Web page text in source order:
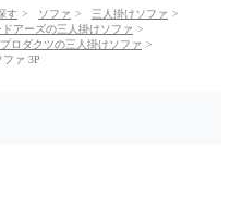
す ソファ
三人掛けソファ
アーズの三人掛けソファ
ロダクツの三人掛けソファ
ファ 3P